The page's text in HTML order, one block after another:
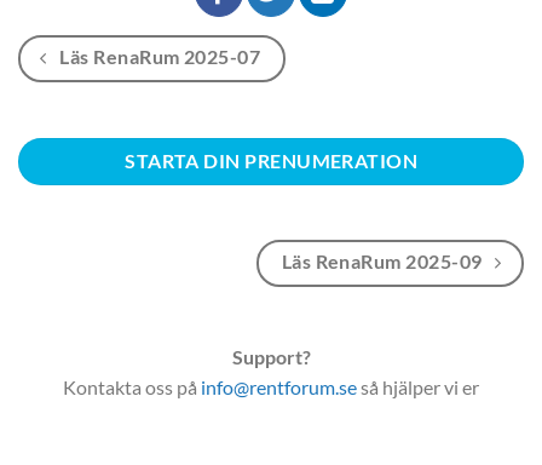
Läs RenaRum 2025-07
STARTA DIN PRENUMERATION
Läs RenaRum 2025-09
Support?
Kontakta oss på info@rentforum.seså hjälper vi er